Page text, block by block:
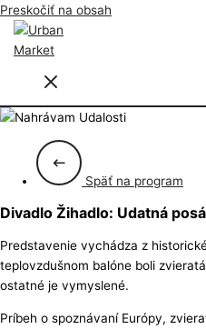
Preskočiť na obsah
Späť na program
Divadlo Žihadlo: Udatná
Predstavenie vychádza z
teplovzdušnom balóne boli
ostatné je vymyslené.
Príbeh o spoznávaní Európy,